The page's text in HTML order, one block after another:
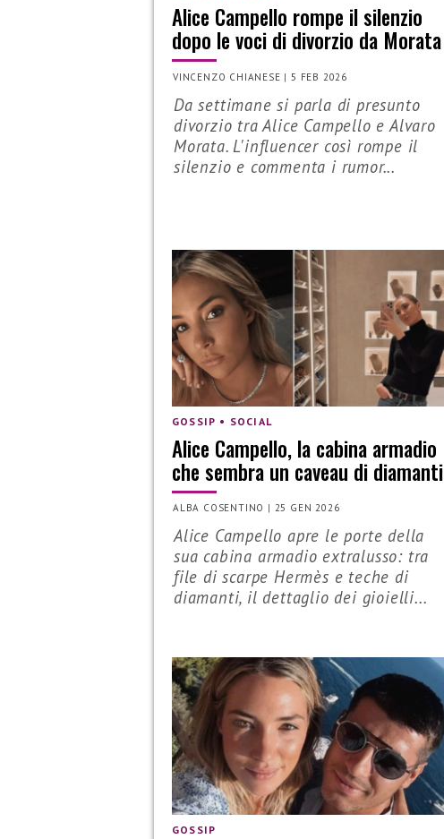
Alice Campello rompe il silenzio
dopo le voci di divorzio da Morata
VINCENZO CHIANESE |5 FEB 2026
Da settimane si parla di presunto
divorzio tra Alice Campello e Alvaro
Morata. L'influencer così rompe il
silenzio e commenta i rumor...
GOSSIP • SOCIAL
Alice Campello, la cabina armadio
che sembra un caveau di diamanti
ALBA COSENTINO | 25 GEN 2026
Alice Campello apre le porte della
sua cabina armadio extralusso: tra
file di scarpe Hermès e teche di
diamanti, il dettaglio dei gioielli...
GOSSIP